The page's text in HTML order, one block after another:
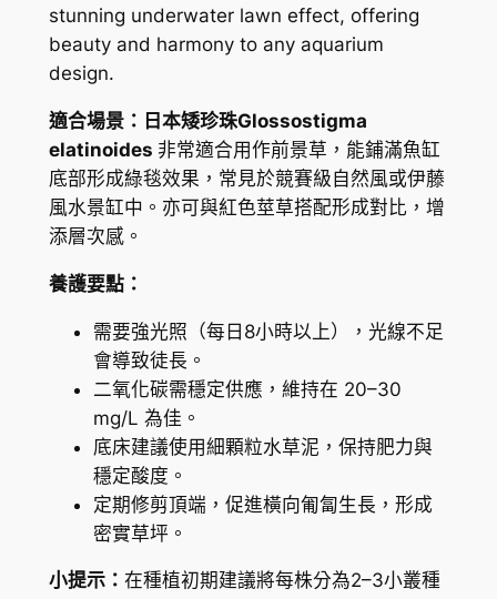
stunning underwater lawn effect, offering
beauty and harmony to any aquarium
design.
適合場景：日本矮珍珠Glossostigma
elatinoides 非常適合用作前景草，能鋪滿魚缸
底部形成綠毯效果，常見於競賽級自然風或伊藤
風水景缸中。亦可與紅色莖草搭配形成對比，增
添層次感。
養護要點：
需要強光照（每日8小時以上），光線不足
會導致徒長。
二氧化碳需穩定供應，維持在 20–30
mg/L 為佳。
底床建議使用細顆粒水草泥，保持肥力與
穩定酸度。
定期修剪頂端，促進橫向匍匐生長，形成
密實草坪。
小提示： 在種植初期建議將每株分為2–3小叢種